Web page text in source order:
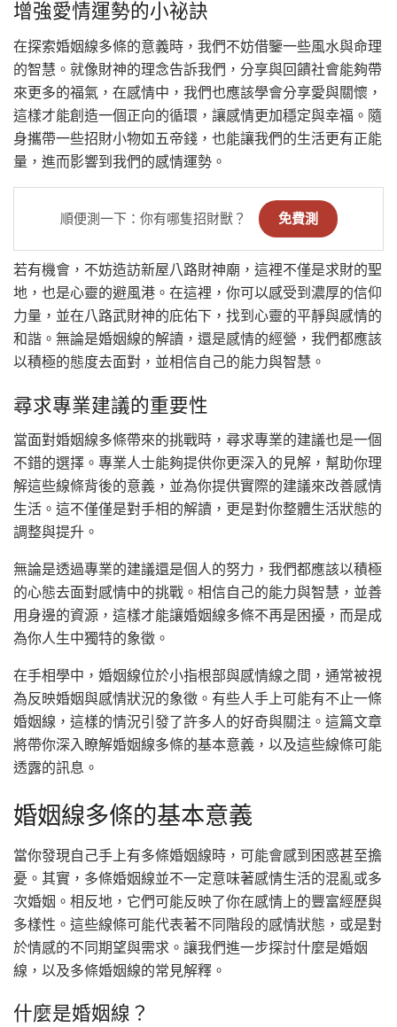
增強愛情運勢的小祕訣
在探索婚姻線多條的意義時，我們不妨借鑒一些風水與命理
的智慧。就像財神的理念告訴我們，分享與回饋社會能夠帶
來更多的福氣，在感情中，我們也應該學會分享愛與關懷，
這樣才能創造一個正向的循環，讓感情更加穩定與幸福。隨
身攜帶一些招財小物如五帝錢，也能讓我們的生活更有正能
量，進而影響到我們的感情運勢。
順便測一下：你有哪隻招財獸？ 免費測
若有機會，不妨造訪新屋八路財神廟，這裡不僅是求財的聖
地，也是心靈的避風港。在這裡，你可以感受到濃厚的信仰
力量，並在八路武財神的庇佑下，找到心靈的平靜與感情的
和諧。無論是婚姻線的解讀，還是感情的經營，我們都應該
以積極的態度去面對，並相信自己的能力與智慧。
尋求專業建議的重要性
當面對婚姻線多條帶來的挑戰時，尋求專業的建議也是一個
不錯的選擇。專業人士能夠提供你更深入的見解，幫助你理
解這些線條背後的意義，並為你提供實際的建議來改善感情
生活。這不僅僅是對手相的解讀，更是對你整體生活狀態的
調整與提升。
無論是透過專業的建議還是個人的努力，我們都應該以積極
的心態去面對感情中的挑戰。相信自己的能力與智慧，並善
用身邊的資源，這樣才能讓婚姻線多條不再是困擾，而是成
為你人生中獨特的象徵。
在手相學中，婚姻線位於小指根部與感情線之間，通常被視
為反映婚姻與感情狀況的象徵。有些人手上可能有不止一條
婚姻線，這樣的情況引發了許多人的好奇與關注。這篇文章
將帶你深入瞭解婚姻線多條的基本意義，以及這些線條可能
透露的訊息。
婚姻線多條的基本意義
當你發現自己手上有多條婚姻線時，可能會感到困惑甚至擔
憂。其實，多條婚姻線並不一定意味著感情生活的混亂或多
次婚姻。相反地，它們可能反映了你在感情上的豐富經歷與
多樣性。這些線條可能代表著不同階段的感情狀態，或是對
於情感的不同期望與需求。讓我們進一步探討什麼是婚姻
線，以及多條婚姻線的常見解釋。
什麼是婚姻線？